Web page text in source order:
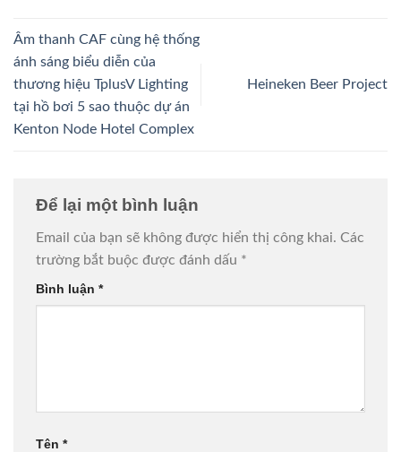
Âm thanh CAF cùng hệ thống
ánh sáng biểu diễn của
thương hiệu TplusV Lighting
tại hồ bơi 5 sao thuộc dự án
Kenton Node Hotel Complex
Heineken Beer Project
Để lại một bình luận
Email của bạn sẽ không được hiển thị công khai. Các
trường bắt buộc được đánh dấu *
Bình luận *
Tên *